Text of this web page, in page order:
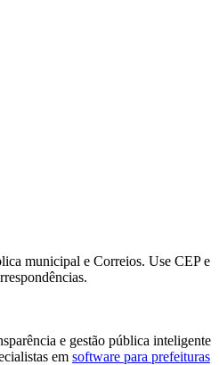
municipal e Correios. Use CEP e
e gestão pública inteligente
em software para prefeituras